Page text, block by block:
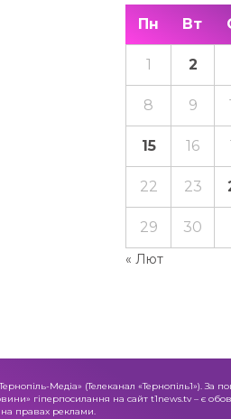
Пн Вт
« Лют
1 2
8 9
15 16
22 23
29 30
Медіа» (Телеканал «Тернопіль1»). За
гіперпосилання на сайт t1news.tv – є
правах реклами.